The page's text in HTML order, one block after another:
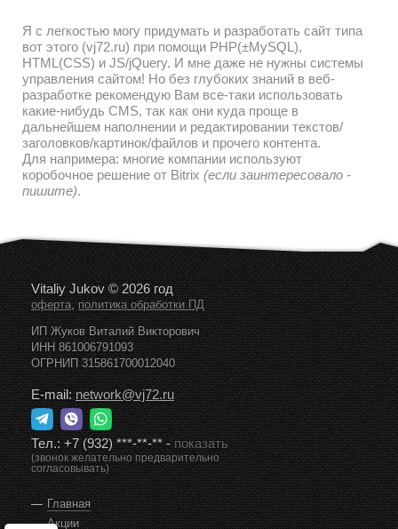
Я с легкостью могу придумать и разработать сайт типа
вот этого (vj72.ru) при помощи PHP(±MySQL),
HTML(CSS) и JS/jQuery. И мне даже не нужны системы
управления сайтом! Но без глубоких знаний в веб-
разработке рекомендую Вам все-таки использовать
какие-нибудь CMS, так как они куда проще в
дальнейшем наполнении и редактировании текстов/
заголовков/картинок/файлов и прочего контента.
Для напримера: многие компании используют
коробочное решение от Bitrix (если заинтересовало -
пишите).
Vitaliy Jukov © 2026 год
оферта,политика обработки ПД
ИП Жуков Виталий Викторович
ИНН 861006791093
ОГРНИП 315861700012040
E-mail:network@vj72.ru
Тел.:+7 (932) ***-**-**-показать
(звонок желательно предварительно
согласовывать)
Главная
Акции